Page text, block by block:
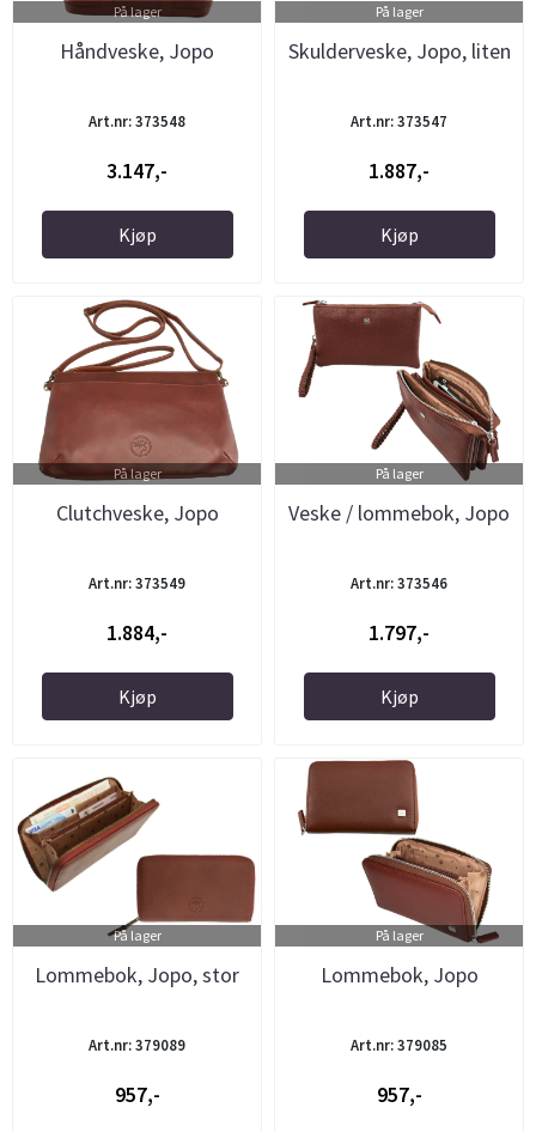
På lager
Håndveske, Jopo
Art.nr: 373548
3.147,-
Kjøp
På lager
Skulderveske, Jopo, liten
Art.nr: 373547
1.887,-
Kjøp
På lager
Clutchveske, Jopo
Art.nr: 373549
1.884,-
Kjøp
På lager
Veske / lommebok, Jopo
Art.nr: 373546
1.797,-
Kjøp
På lager
Lommebok, Jopo, stor
Art.nr: 379089
957,-
På lager
Lommebok, Jopo
Art.nr: 379085
957,-